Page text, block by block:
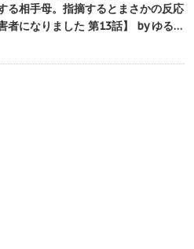
る相手母。指摘するとまさかの反応
者になりました 第13話】 by ゆる…